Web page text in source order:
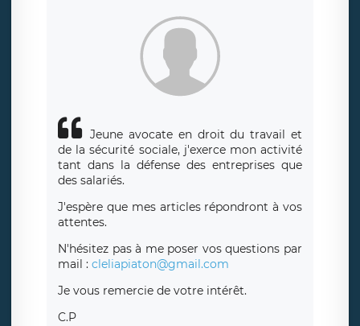
Jeune avocate en droit du travail et
de la sécurité sociale, j'exerce mon activité
tant dans la défense des entreprises que
des salariés.
J'espère que mes articles répondront à vos
attentes.
N'hésitez pas à me poser vos questions par
mail : cleliapiaton@gmail.com
Je vous remercie de votre intérêt.
C.P